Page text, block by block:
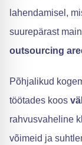
lahendamisel,
suurepärast
outsourcing
Põhjalikud
töötades koos
rahvusvaheline
võimeid ja